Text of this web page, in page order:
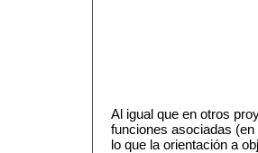
Al igual que en otros
funciones asociadas
lo que la orientación a